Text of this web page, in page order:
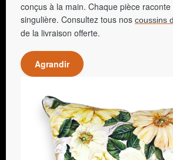
conçus à la main. Chaque pièce
singulière. Consultez tous nos coussins
de la livraison offerte.
Agrandir